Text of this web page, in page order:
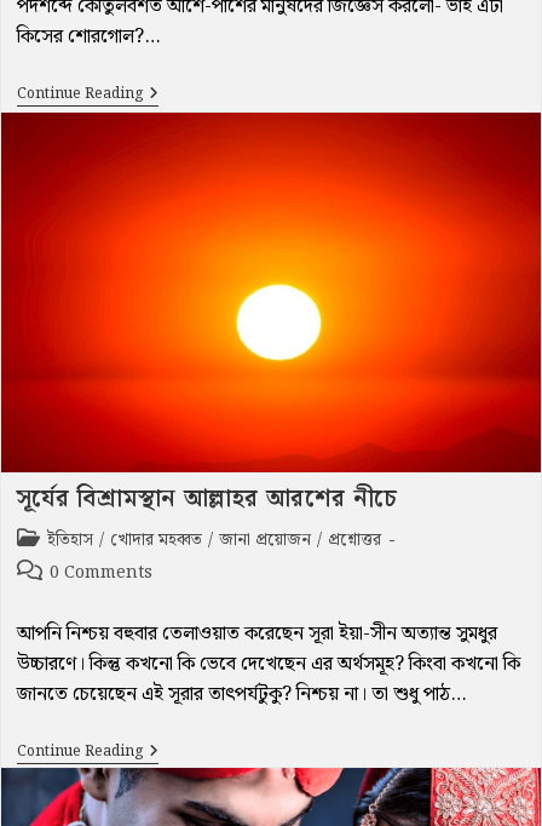
পদশব্দে কৌতুলবশত আশে-পাশের মানুষদের জিজ্ঞেস করলো- ভাই এটা
কিসের শোরগোল?…
Continue Readingতুমি
কি
সূর্যের বিশ্রামস্থান আল্লাহর আরশের নীচে
Post
category:
ইতিহাস / খোদার মহব্বত / জানা প্রয়োজন / প্রশ্নোত্তর
Post0 Comments
আপনি নিশ্চয় বহুবার তেলাওয়াত করেছেন সূরা ইয়া-সীন অত্যান্ত সুমধুর
উচ্চারণে। কিন্তু কখনো কি ভেবে দেখেছেন এর অর্থসমূহ? কিংবা কখনো কি
জানতে চেয়েছেন এই সূরার তাৎপর্যটুকু? নিশ্চয় না। তা শুধু পাঠ…
Continue Readingসূর্যের
বিশ্রামস্থান
আল্লাহর
আরশের